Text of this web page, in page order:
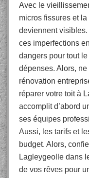
Avec le
micros fissures et
deviennent
ces imperfections
dangers pour tout
dépenses. Alors,
rénovation
réparer votre toit à
accomplit d’abord
ses équipes
Aussi, les tarifs et
budget. Alors,
Lagleygeolle dans
de vos rêves pour